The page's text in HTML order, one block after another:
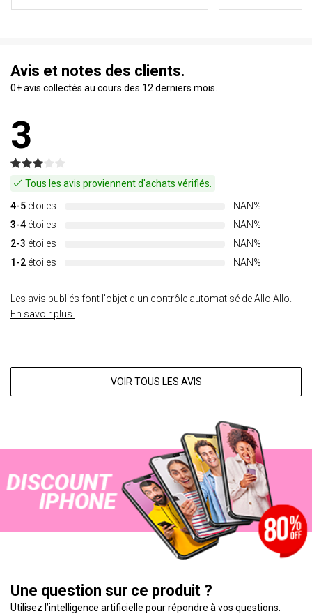
Avis et notes des clients.
0+ avis collectés au cours des 12 derniers mois.
3
Tous les avis proviennent d'achats vérifiés.
4-5 étoiles
NAN%
3-4 étoiles
NAN%
2-3 étoiles
NAN%
1-2 étoiles NAN%
Les avis publiés font l'objet d'un contrôle automatisé de Allo Allo.
En savoir plus.
VOIR TOUS LES AVIS
Une question sur ce produit ?
Utilisez l’intelligence artificielle pour répondre à vos questions.